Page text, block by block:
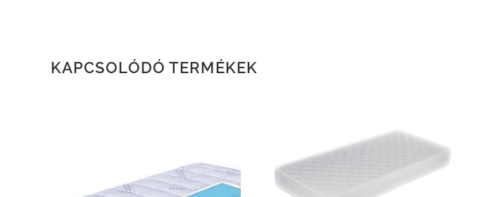
KAPCSOLÓDÓ TERMÉKEK